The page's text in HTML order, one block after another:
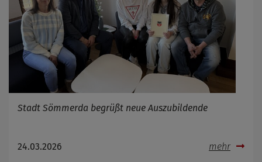
Stadt Sömmerda begrüßt neue Auszubildende
24.03.2026 mehr